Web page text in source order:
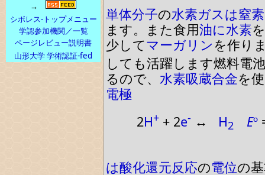
→
シボレス-トップメニュー
学認参加機関／一覧
ページレビュー説明書
山形大学 学術認証-fed
単体分子の水素ガスは窒素
ます。 また食用油に水素を
少してマーガリンを作り
しても活躍します燃料電池
るので、 水素吸蔵合金を
電極
2H+ + 2e- ↔ H2 Eº
は酸化還元反応の電位の